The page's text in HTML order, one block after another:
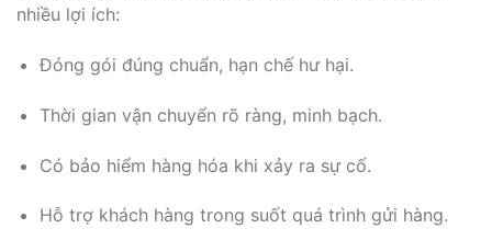
nhiều lợi ích:
Đóng gói đúng chuẩn, hạn chế hư hại.
Thời gian vận chuyển rõ ràng, minh bạch.
Có bảo hiểm hàng hóa khi xảy ra sự cố.
Hỗ trợ khách hàng trong suốt quá trình gửi hàng.